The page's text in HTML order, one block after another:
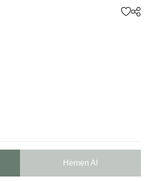
Hemen Al